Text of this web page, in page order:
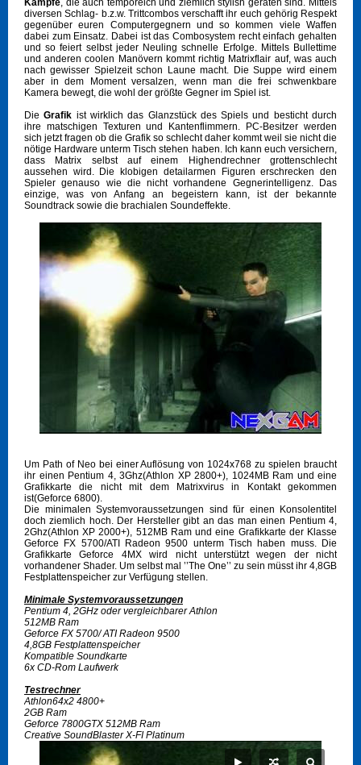
Kämpfe, die auch temporeich und ziemlich stylish geraten sind. Mittels
diversen Schlag- b.z.w. Trittcombos verschafft ihr euch gehörig Respekt
gegenüber euren Computergegnern und so kommen viele Waffen
dabei zum Einsatz. Dabei ist das Combosystem recht einfach gehalten
und so feiert selbst jeder Neuling schnelle Erfolge. Mittels Bullettime
und anderen coolen Manövern kommt richtig Matrixflair auf, was auch
nach gewisser Spielzeit schon Laune macht. Die Suppe wird einem
aber in dem Moment versalzen, wenn man die frei schwenkbare
Kamera bewegt, die wohl der größte Gegner im Spiel ist.
DieGrafik ist wirklich das Glanzstück des Spiels und besticht durch
ihre matschigen Texturen und Kantenflimmern. PC-Besitzer werden
sich jetzt fragen ob die Grafik so schlecht daher kommt weil sie nicht die
nötige Hardware unterm Tisch stehen haben. Ich kann euch versichern,
dass Matrix selbst auf einem Highendrechner grottenschlecht
aussehen wird. Die klobigen detailarmen Figuren erschrecken den
Spieler genauso wie die nicht vorhandene Gegnerintelligenz. Das
einzige, was von Anfang an begeistern kann, ist der bekannte
Soundtrack sowie die brachialen Soundeffekte.
Um Path of Neo bei einer Auflösung von 1024x768 zu spielen braucht
ihr einen Pentium 4, 3Ghz(Athlon XP 2800+), 1024MB Ram und eine
Grafikkarte die nicht mit dem Matrixvirus in Kontakt gekommen
ist(Geforce 6800).
Die minimalen Systemvoraussetzungen sind für einen Konsolentitel
doch ziemlich hoch. Der Hersteller gibt an das man einen Pentium 4,
2Ghz(Athlon XP 2000+), 512MB Ram und eine Grafikkarte der Klasse
Geforce FX 5700/ATI Radeon 9500 unterm Tisch haben muss. Die
Grafikkarte Geforce 4MX wird nicht unterstützt wegen der nicht
vorhandener Shader. Um selbst mal ’’The One’’ zu sein müsst ihr 4,8GB
Festplattenspeicher zur Verfügung stellen.
Minimale Systemvoraussetzungen
Pentium 4, 2GHz oder vergleichbarer Athlon
512MB Ram
Geforce FX 5700/ ATI Radeon 9500
4,8GB Festplattenspeicher
Kompatible Soundkarte
6x CD-Rom Laufwerk
Testrechner
Athlon64x2 4800+
2GB Ram
Geforce 7800GTX 512MB Ram
Creative SoundBlaster X-FI Platinum